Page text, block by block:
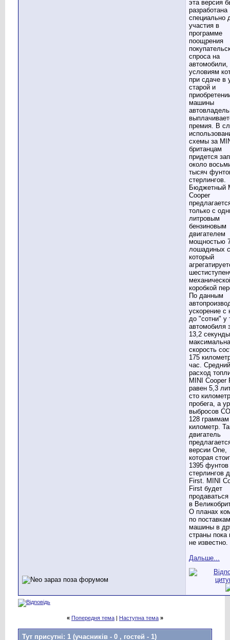
эта версия
разработана
специально
участия в
программе
поощрения
спроса на
автомобили,
условиям
при сдаче в
старой и
машины
премия. В
схемы за
британцам
придется
около
тысяч
стерлингов.
Бюджетный
Cooper
только с
литровым
бензиновым
двигателем
мощностью
лошадиных
который
коробкой
По данным
ускорение с
до "сотни" у
автомобиля
13,2
скорость
175
час. Средний
расход
MINI Cooper
равен 5,3
сто
пробега, а
выбросов
128
километр.
двигатель
версии One,
которая
1395 фунтов
стерлингов
First. MINI
First будет
продаваться
в
О планах
по поставкам
машины в
страны пока
не известно.
Дальше...
« Попередня тема | Наступна тема »
Тут присутні: 1 (учасників - 0 , гостей - 1)